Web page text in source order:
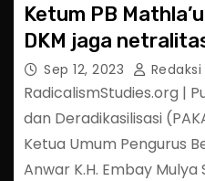
Ketum PB
DKM jaga
Sep 12, 2023 Redaksi
RadicalismStudies.org |
dan Deradikasilisasi
Ketua Umum Pengurus
Anwar K.H. Embay